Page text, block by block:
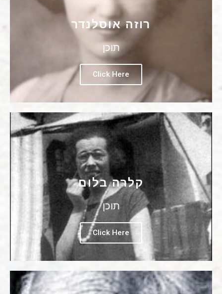
רוזה אוסלנדר
תוכן
Click Here
קלרה בלום
תוכן
Click Here